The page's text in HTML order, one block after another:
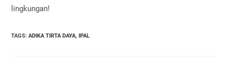
lingkungan!
TAGS:ADIKA TIRTA DAYA, IPAL